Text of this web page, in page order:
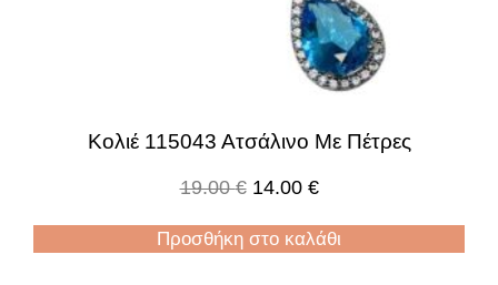
Κολιέ 115043 Ατσάλινο Με Πέτρες
19.00€ 14.00 €
Προσθήκη στο καλάθι